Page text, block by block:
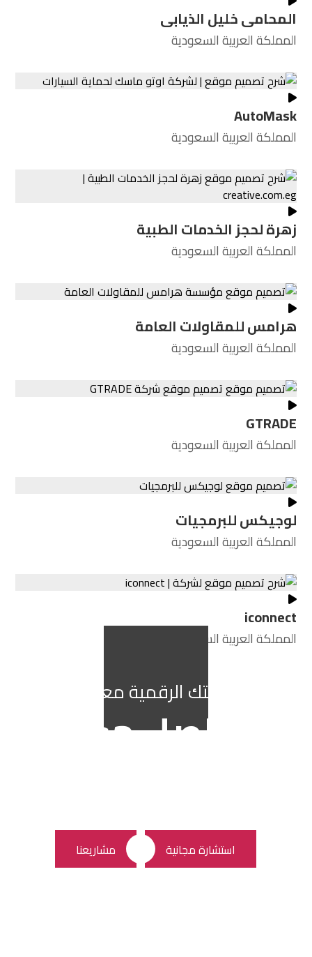
المحامى خليل الذيابى
المملكة العربية السعودية
AutoMask
المملكة العربية السعودية
زهرة لحجز الخدمات الطبية
المملكة العربية السعودية
هرامس للمقاولات العامة
المملكة العربية السعودية
GTRADE
المملكة العربية السعودية
لوجيكس للبرمجيات
المملكة العربية السعودية
iconnect
المملكة العربية السعودية
ابدأ رحلتك الرقمية معنا الآن!
تواصل معنا
استشارة مجانية
مشاريعنا